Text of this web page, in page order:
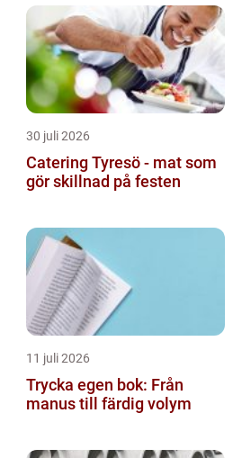
30 juli 2026
Catering Tyresö - mat som
gör skillnad på festen
11 juli 2026
Trycka egen bok: Från
manus till färdig volym